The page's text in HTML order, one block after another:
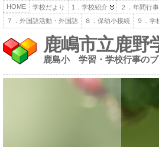
HOME 学校だより 1．学校紹介 ２．年間行
７．外国語活動・外国語
８．保幼小接続 ９．学
鹿嶋市立鹿野
鹿島小 学習・学校行事の